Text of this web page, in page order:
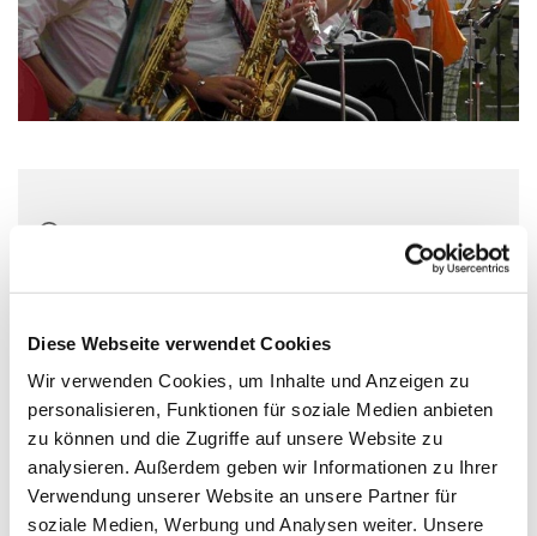
Diese Webseite verwendet Cookies
Wir verwenden Cookies, um Inhalte und Anzeigen zu
personalisieren, Funktionen für soziale Medien anbieten
zu können und die Zugriffe auf unsere Website zu
analysieren. Außerdem geben wir Informationen zu Ihrer
Verwendung unserer Website an unsere Partner für
soziale Medien, Werbung und Analysen weiter. Unsere
Dienstag, 6. Juli 2027, 18:00 Uhr
Wichernhaus, Parkallee 20, 44866
Bochum